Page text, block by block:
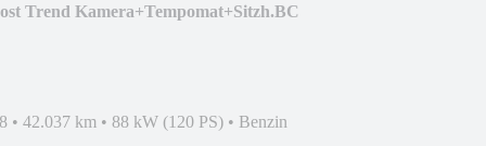
Trend Kamera+Tempomat+Sitzh.BC
• 42.037 km • 88 kW (120 PS) • Benzin